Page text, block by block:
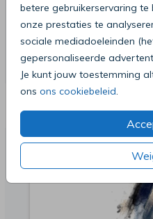
betere gebruikerservaring te
onze prestaties te
sociale mediadoeleinden
gepersonaliseerde
Je kunt jouw toestemming
ons ons cookiebeleid
Deze producten
voor je